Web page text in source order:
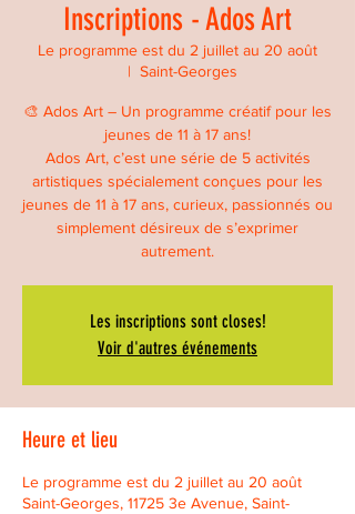
Inscriptions - Ados Art
Le programme est du 2 juillet au 20 août
  |
Saint-Georges
🎨 Ados Art – Un programme créatif pour les
jeunes de 11 à 17 ans!
Ados Art, c’est une série de 5 activités
artistiques spécialement conçues pour les
jeunes de 11 à 17 ans, curieux, passionnés ou
simplement désireux de s’exprimer
autrement.
Les inscriptions sont closes!
Voir d'autres événements
Heure et lieu
Le programme est du 2 juillet au 20 août
Saint-Georges, 11725 3e Avenue, Saint-